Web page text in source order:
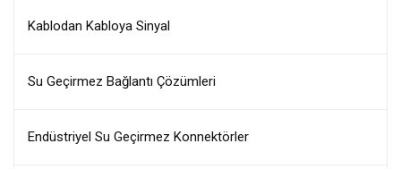
Kablodan Kabloya Sinyal
Su Geçirmez Bağlantı Çözümleri
Endüstriyel Su Geçirmez Konnektörler